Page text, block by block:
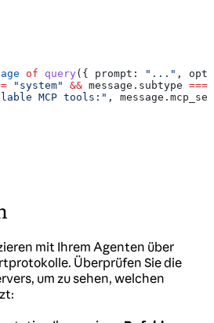
of query ({ prompt: "..." ,
"system" && message . subtype ===
MCP tools:" , message .
mit Ihrem Agenten über
Überprüfen Sie die
um zu sehen, welchen